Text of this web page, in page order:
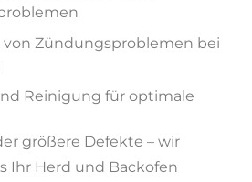
Zündungsproblemen bei
Reinigung für optimale
größere Defekte – wir
Ihr Herd und Backofen